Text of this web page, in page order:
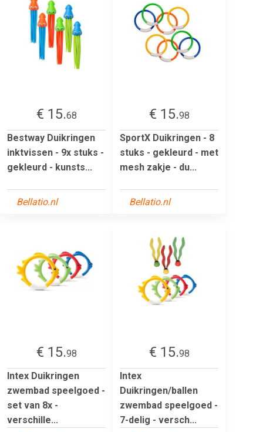
€ 15.68
Bestway Duikringen
inktvissen - 9x stuks -
gekleurd - kunsts...
Bellatio.nl
€ 15.98
SportX Duikringen - 8
stuks - gekleurd - met
mesh zakje - du...
Bellatio.nl
€ 15.98
Intex Duikringen
zwembad speelgoed -
set van 8x -
verschille...
€ 15.98
Intex
Duikringen/ballen
zwembad speelgoed -
7-delig - versch...